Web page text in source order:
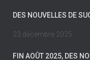
DES NOUVELLES DE
23 décembre 2025
FIN AOÛT 2025, DES